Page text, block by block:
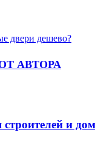
двери дешево?
АВТОРА
и